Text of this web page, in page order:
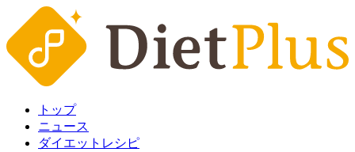
トップ
ニュース
ダイエットレシピ